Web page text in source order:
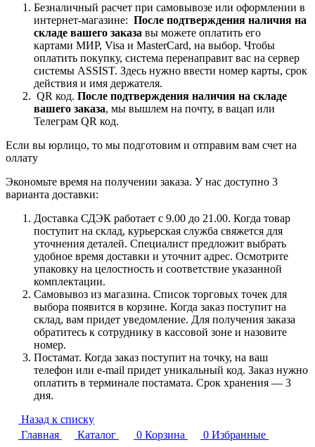
Безналичный расчет при самовывозе или оформлении в
интернет-магазине: После подтверждения наличия на
складе вашего заказа вы можете оплатить его
картами МИР, Visa и MasterCard, на выбор. Чтобы
оплатить покупку, система перенаправит вас на сервер
системы ASSIST. Здесь нужно ввести номер карты, срок
действия и имя держателя.
QR код. После подтверждения наличия на складе
вашего заказа, мы вышлем на почту, в вацап или
Телеграм QR код.
Если вы юрлицо, то мы подготовим и отправим вам счет на
оллату
Экономьте время на получении заказа. У нас доступно 3
варианта доставки:
Доставка СДЭК работает с 9.00 до 21.00. Когда товар
поступит на склад, курьерская служба свяжется для
уточнения деталей. Специалист предложит выбрать
удобное время доставки и уточнит адрес. Осмотрите
упаковку на целостность и соответствие указанной
комплектации.
Самовывоз из магазина. Список торговых точек для
выбора появится в корзине. Когда заказ поступит на
склад, вам придет уведомление. Для получения заказа
обратитесь к сотруднику в кассовой зоне и назовите
номер.
Постамат. Когда заказ поступит на точку, на ваш
телефон или e-mail придет уникальный код. Заказ нужно
оплатить в терминале постамата. Срок хранения — 3
дня.
Назад к списку
Главная
Каталог 0 Корзина 0 Избранные